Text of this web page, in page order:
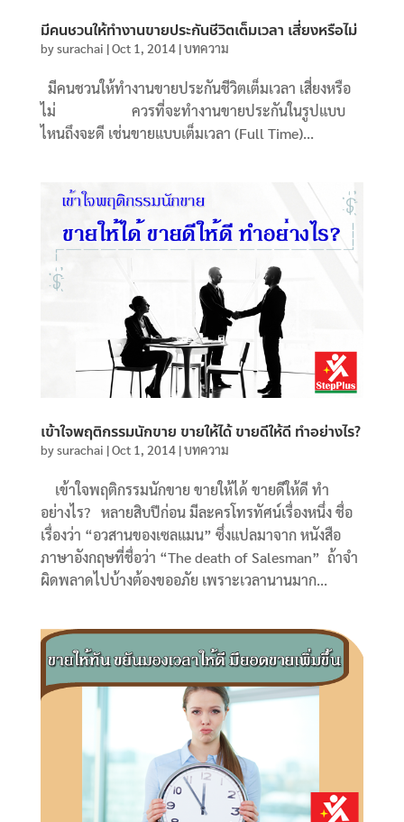
มีคนชวนให้ทำงานขายประกันชีวิตเต็มเวลา เสี่ยงหรือไม่
bysurachai |Oct 1, 2014|บทความ
มีคนชวนให้ทำงานขายประกันชีวิตเต็มเวลา เสี่ยงหรือ
ไม่ ควรที่จะทำงานขายประกันในรูปแบบ
ไหนถึงจะดี เช่นขายแบบเต็มเวลา (Full Time)...
เข้าใจพฤติกรรมนักขาย ขายให้ได้ ขายดีให้ดี ทำอย่างไร?
bysurachai |Oct 1, 2014|บทความ
เข้าใจพฤติกรรมนักขาย ขายให้ได้ ขายดีให้ดี ทำ
อย่างไร? หลายสิบปีก่อน มีละครโทรทัศน์เรื่องหนึ่ง ชื่อ
เรื่องว่า “อวสานของเซลแมน” ซึ่งแปลมาจาก หนังสือ
ภาษาอังกฤษที่ชื่อว่า “The death of Salesman” ถ้าจำ
ผิดพลาดไปบ้างต้องขออภัย เพราะเวลานานมาก...